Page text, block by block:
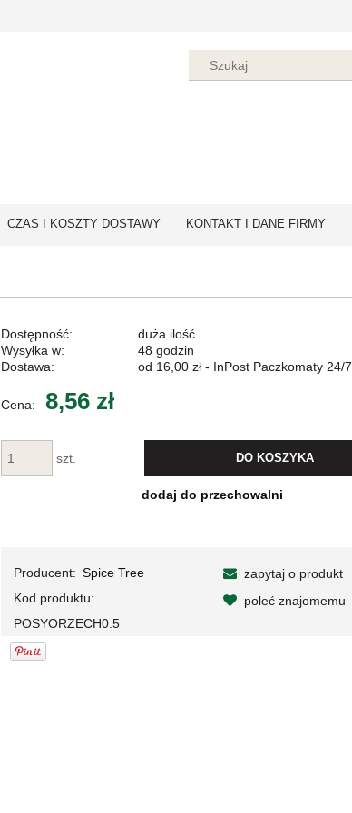
CZAS I KOSZTY DOSTAWY KONTAKT I DANE FIRMY
Dostępność:
duża ilość
Wysyłka w:
48 godzin
Dostawa:
od 16,00 zł - InPost Paczkomaty 24/7
Cena: 8,56 zł
szt. DO KOSZYKA
dodaj do przechowalni
Producent: Spice Tree
Kod produktu:
POSYORZECH0.5
zapytaj o produkt
poleć znajomemu